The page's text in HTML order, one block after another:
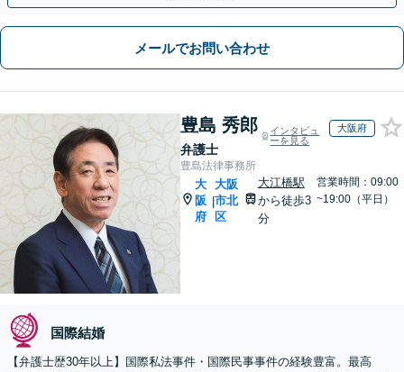
メールでお問い合わせ
豊島 秀郎
弁護士
インタビュ
ーを見る
大阪府
豊島法律事務所
大
阪
府
|
大阪
市北
区
大江橋駅
から徒歩3
分
営業時間：09:00
~19:00（平日）
国際結婚
【弁護士歴30年以上】国際私法事件・国際民事事件の経験豊富。最高